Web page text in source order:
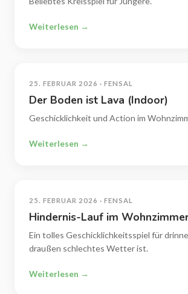
Weiterlesen →
25. FEBRUAR 2026 · FENSAL
Der Boden ist Lava (Indoor)
Geschicklichkeit und Action im
Weiterlesen →
25. FEBRUAR 2026 · FENSAL
Hindernis-Lauf im
Ein tolles Geschicklichkeitsspiel für
draußen schlechtes Wetter ist.
Weiterlesen →